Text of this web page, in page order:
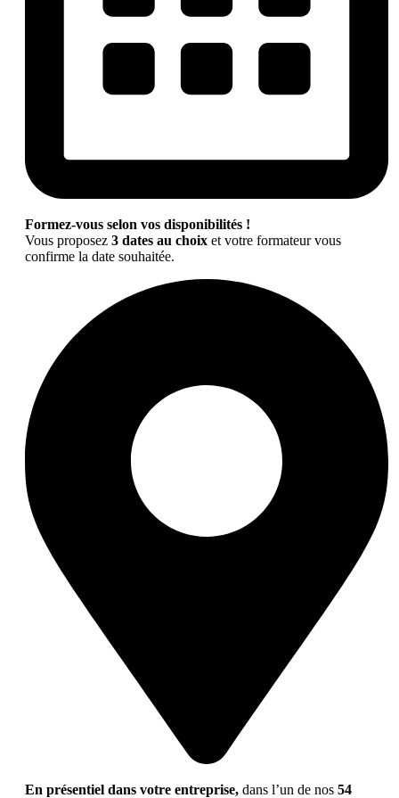
Formez-vous selon vos disponibilités !
Vous proposez 3 dates au choix et votre formateur vous
confirme la date souhaitée.
En présentiel dans votre entreprise, dans l’un de nos 54